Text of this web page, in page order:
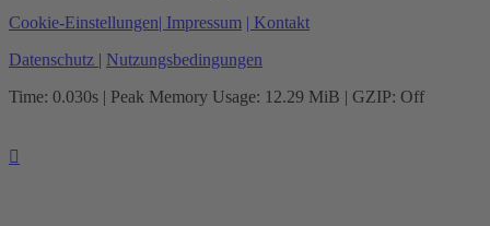
Cookie-Einstellungen| Impressum | Kontakt
Datenschutz | Nutzungsbedingungen
Time: 0.030s | Peak Memory Usage: 12.29 MiB | GZIP: Off